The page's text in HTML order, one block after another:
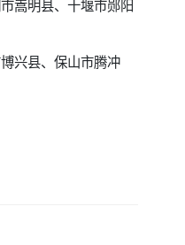
嵩明县、十堰市郧阳
兴县、保山市腾冲